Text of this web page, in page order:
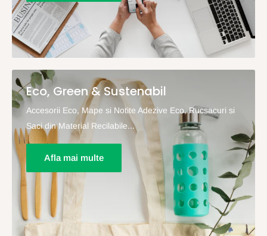
Eco, Green & Sustenabil
Accesorii Eco, Mape si Notite Adezive Eco, Rucsacuri si
Saci din Material Recilabile...
Afla mai multe